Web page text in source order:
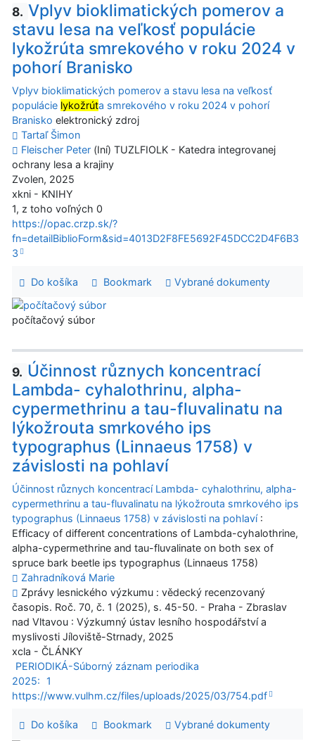
8. Vplyv bioklimatických pomerov a
stavu lesa na veľkosť populácie
lykožrúta smrekového v roku 2024 v
pohorí Branisko
Vplyv bioklimatických pomerov a stavu lesa na veľkosť
populácie lykožrúta smrekového v roku 2024 v pohorí
Branisko elektronický zdroj
Tartaľ Šimon
Fleischer Peter (Iní) TUZLFIOLK - Katedra integrovanej
ochrany lesa a krajiny
Zvolen, 2025
xkni - KNIHY
1, z toho voľných 0
https://opac.crzp.sk/?
fn=detailBiblioForm&sid=4013D2F8FE5692F45DCC2D4F6B3
3
Do košíka Bookmark Vybrané dokumenty
počítačový súbor
9. Účinnost různych koncentrací
Lambda- cyhalothrinu, alpha-
cypermethrinu a tau-fluvalinatu na
lýkožrouta smrkového ips
typographus (Linnaeus 1758) v
závislosti na pohlaví
Účinnost různych koncentrací Lambda- cyhalothrinu, alpha-
cypermethrinu a tau-fluvalinatu na lýkožrouta smrkového ips
typographus (Linnaeus 1758) v závislosti na pohlaví:
Efficacy of different concentrations of Lambda-cyhalothrine,
alpha-cypermethrine and tau-fluvalinate on both sex of
spruce bark beetle ips typographus (Linnaeus 1758)
Zahradníková Marie
Zprávy lesnického výzkumu : vědecký recenzovaný
časopis. Roč. 70, č. 1 (2025), s. 45-50. - Praha - Zbraslav
nad Vltavou : Výzkumný ústav lesního hospodářství a
myslivosti Jíloviště-Strnady, 2025
xcla - ČLÁNKY
PERIODIKÁ-Súborný záznam periodika
2025:
1
https://www.vulhm.cz/files/uploads/2025/03/754.pdf
Do košíka Bookmark Vybrané dokumenty